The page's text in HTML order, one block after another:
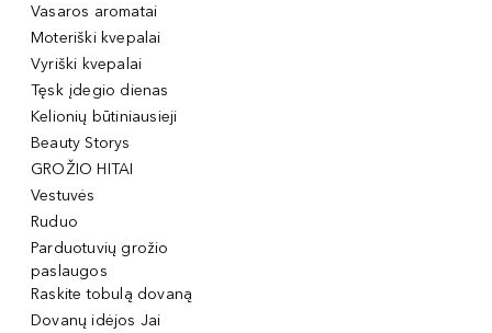
Vasaros aromatai
Moteriški kvepalai
Vyriški kvepalai
Tęsk įdegio dienas
Kelionių būtiniausieji
Beauty Storys
GROŽIO HITAI
Vestuvės
Ruduo
Parduotuvių grožio
paslaugos
Raskite tobulą dovaną
Dovanų idėjos Jai